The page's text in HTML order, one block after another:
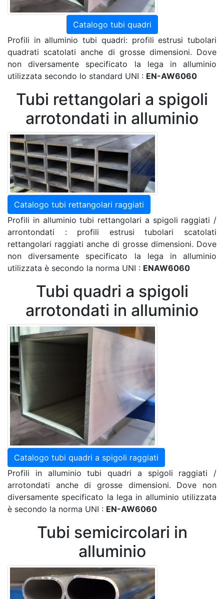
Catalogo tubi quadri
Profili in alluminio tubi quadri: profili estrusi tubolari
quadrati scatolati anche di grosse dimensioni. Dove
non diversamente specificato la lega in alluminio
utilizzata secondo lo standard UNI : EN-AW6060
Tubi rettangolari a spigoli
arrotondati in alluminio
Catalogo tubi rettangolari raggiati
Profili in alluminio tubi rettangolari a spigoli raggiati /
arrontondati : profili estrusi tubolari scatolati
rettangolari raggiati anche di grosse dimensioni. Dove
non diversamente specificato la lega in alluminio
utilizzata è secondo la norma UNI : ENAW6060
Tubi quadri a spigoli
arrotondati in alluminio
Catalogo tubi quadri a spigoli raggiati
Profili in alluminio tubi quadri a spigoli raggiati /
arrotondati anche di grosse dimensioni. Dove non
diversamente specificato la lega in alluminio utilizzata
è secondo la norma UNI : EN-AW6060
Tubi semicircolari in
alluminio